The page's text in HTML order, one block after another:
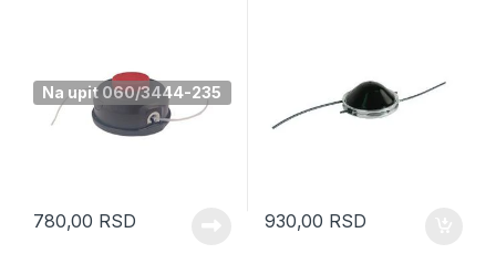
Na upit 060/3444-235
780,00 RSD 930,00 RSD